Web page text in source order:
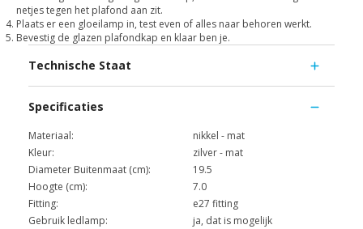
netjes tegen het plafond aan zit.
Plaats er een gloeilamp in, test even of alles naar behoren werkt.
Bevestig de glazen plafondkap en klaar ben je.
Technische Staat
Specificaties
Materiaal:
nikkel - mat
Kleur:
zilver - mat
Diameter Buitenmaat (cm):
19.5
Hoogte (cm):
7.0
Fitting:
e27 fitting
Gebruik ledlamp:
ja, dat is mogelijk